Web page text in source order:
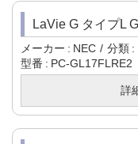
LaVie G タイプL
メーカー NEC 分類
型番
PC-GL17FLRE2
詳